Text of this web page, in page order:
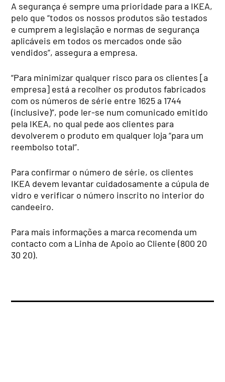
A segurança é sempre uma prioridade para a IKEA,
pelo que “todos os nossos produtos são testados
e cumprem a legislação e normas de segurança
aplicáveis em todos os mercados onde são
vendidos”, assegura a empresa.
“Para minimizar qualquer risco para os clientes [a
empresa] está a recolher os produtos fabricados
com os números de série entre 1625 a 1744
(inclusive)”, pode ler-se num comunicado emitido
pela IKEA, no qual pede aos clientes para
devolverem o produto em qualquer loja “para um
reembolso total”.
Para confirmar o número de série, os clientes
IKEA devem levantar cuidadosamente a cúpula de
vidro e verificar o número inscrito no interior do
candeeiro.
Para mais informações a marca recomenda um
contacto com a Linha de Apoio ao Cliente (800 20
30 20).